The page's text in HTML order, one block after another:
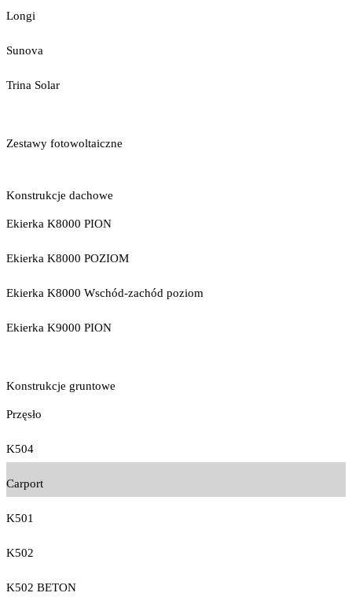
Longi
Sunova
Trina Solar
Zestawy fotowoltaiczne
Konstrukcje dachowe
Ekierka K8000 PION
Ekierka K8000 POZIOM
Ekierka K8000 Wschód-zachód poziom
Ekierka K9000 PION
Konstrukcje gruntowe
Przęsło
K504
Carport
K501
K502
K502 BETON